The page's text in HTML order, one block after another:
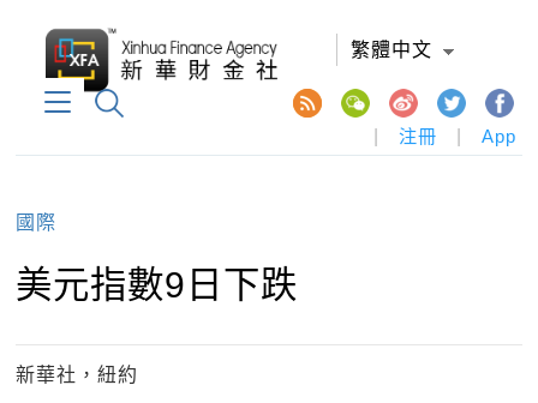
繁體中文
注冊 App
國際
美元指數9日下跌
新華社，紐約